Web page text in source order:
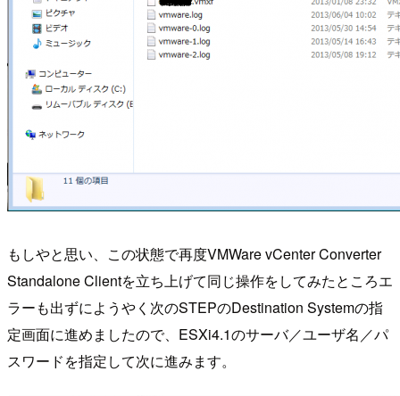
もしやと思い、この状態で再度VMWare vCenter Converter
Standalone Clientを立ち上げて同じ操作をしてみたところエ
ラーも出ずにようやく次のSTEPのDestination Systemの指
定画面に進めましたので、ESXi4.1のサーバ／ユーザ名／パ
スワードを指定して次に進みます。